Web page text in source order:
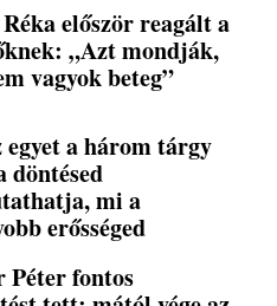
először reagált a
„Azt mondják,
vagyok beteg”
egyet a három tárgy
döntésed
mi a
erősséged
Péter fontos